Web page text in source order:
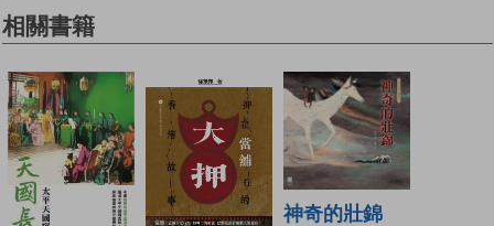
相關書籍
神奇的壯錦